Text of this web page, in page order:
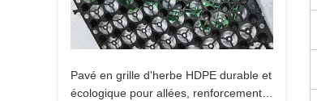
Pavé en grille d'herbe HDPE durable et
écologique pour allées, renforcement